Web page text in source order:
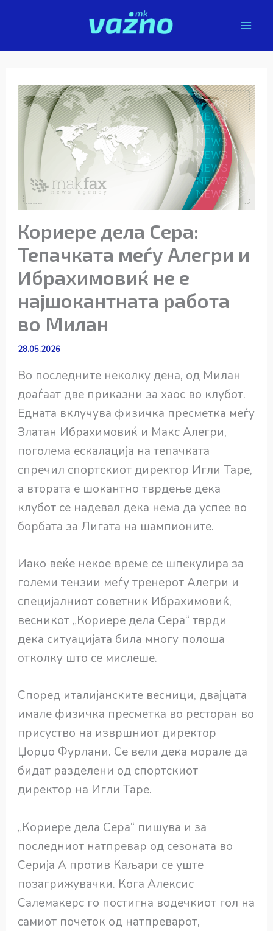
Кориере дела Сера:
Тепачката меѓу Алегри и
Ибрахимовиќ не е
најшокантната работа
во Милан
28.05.2026
Во последните неколку дена, од Милан
доаѓаат две приказни за хаос во клубот.
Едната вклучува физичка пресметка меѓу
Златан Ибрахимовиќ и Макс Алегри,
поголема ескалација на тепачката
спречил спортскиот директор Игли Таре,
а втората е шокантно тврдење дека
клубот се надевал дека нема да успее во
борбата за Лигата на шампионите.
Иако веќе некое време се шпекулира за
големи тензии меѓу тренерот Алегри и
специјалниот советник Ибрахимовиќ,
весникот „Кориере дела Сера“ тврди
дека ситуацијата била многу полоша
отколку што се мислеше.
Според италијанските весници, двајцата
имале физичка пресметка во ресторан во
присуство на извршниот директор
Џорџо Фурлани. Се вели дека морале да
бидат разделени од спортскиот
директор на Игли Таре.
„Кориере дела Сера“ пишува и за
последниот натпревар од сезоната во
Серија А против Каљари се уште
позагрижувачки. Кога Алексис
Салемакерс го постигна водечкиот гол на
самиот почеток од натпреварот,